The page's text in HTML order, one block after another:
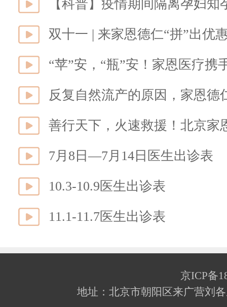
【科普】疫情期间隔离孕妇知
双十一 | 来家恩德仁“拼”出优
反复自然流产的原因，家恩德
善行天下，火速救援！北京家
7月8日—7月14日医生出诊表
10.3-10.9医生出诊表
11.1-11.7医生出诊表
京ICP备
地址：北京市朝阳区来广营刘